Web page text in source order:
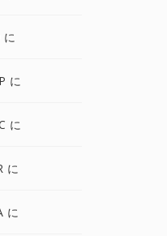
に
に
に
に
に